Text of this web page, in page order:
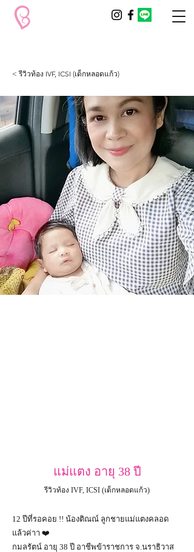
< รีวิวท้อง IVF, ICSI (เด็กหลอดแก้ว)
แม่แตง อายุ 38 ปี
รีวิวท้อง IVF, ICSI (เด็กหลอดแก้ว)
12 ปีที่รอคอย !! น้องติณณ์ ลูกชายแม่แตงคลอด
แล้วค่าา ❤️
กมลรัตน์ อายุ 38 ปี อาชีพข้าราชการ จ.นราธิวาส